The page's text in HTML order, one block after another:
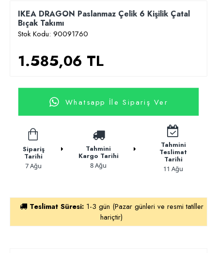
IKEA DRAGON Paslanmaz Çelik 6 Kişilik Çatal
Bıçak Takımı
Stok Kodu: 90091760
1.585,06 TL
Whatsapp İle Sipariş Ver
Sipariş
Tarihi
7 Ağu
Tahmini
Kargo Tarihi
8 Ağu
Tahmini
Teslimat
Tarihi
11 Ağu
Teslimat Süresi: 1-3 gün (Pazar günleri ve resmi tatiller
hariçtir)